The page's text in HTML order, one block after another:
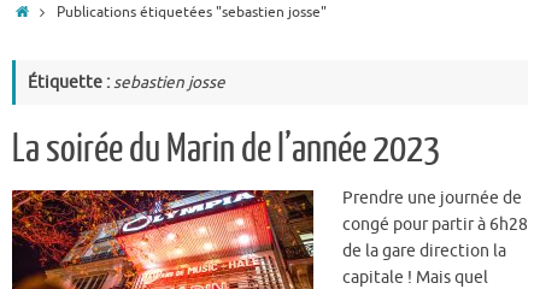
AccueilPublications étiquetées "sebastien josse"
Étiquette :sebastien josse
La soirée du Marin de l’année 2023
Prendre une journée de
congé pour partir à 6h28
de la gare direction la
capitale ! Mais quel